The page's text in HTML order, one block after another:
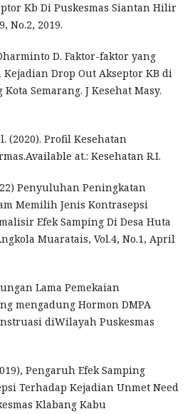
Kb Di Puskesmas Siantan Hilir
No.2, 2019.
D. Faktor-faktor yang
Drop Out Akseptor KB di
Semarang. J Kesehat Masy.
(2020). Profil Kesehatan
at.: Kesehatan R.I.
Penyuluhan Peningkatan
Memilih Jenis Kontrasepsi
Efek Samping Di Desa Huta
Muaratais, Vol.4, No.1, April
Lama Pemekaian
mengadung Hormon DMPA
diWilayah Puskesmas
Pengaruh Efek Samping
Terhadap Kejadian Unmet Need
Klabang Kabu